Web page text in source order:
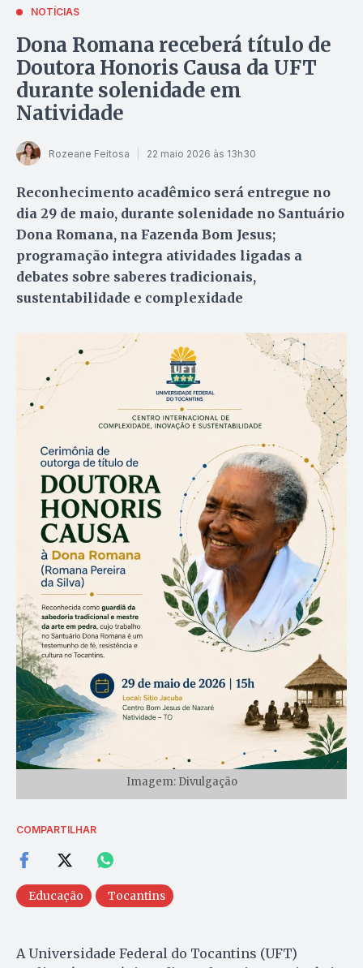
NOTÍCIAS
Dona Romana receberá título de
Doutora Honoris Causa da UFT
durante solenidade em
Natividade
Rozeane Feitosa 22 maio 2026 às 13h30
Reconhecimento acadêmico será entregue no
dia 29 de maio, durante solenidade no Santuário
Dona Romana, na Fazenda Bom Jesus;
programação integra atividades ligadas a
debates sobre saberes tradicionais,
sustentabilidade e complexidade
Imagem: Divulgação
COMPARTILHAR
Educação Tocantins
A Universidade Federal do Tocantins (UFT)